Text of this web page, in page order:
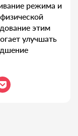
режима и
этим
улучшать